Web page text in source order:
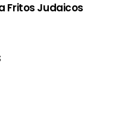
Fritos Judaicos